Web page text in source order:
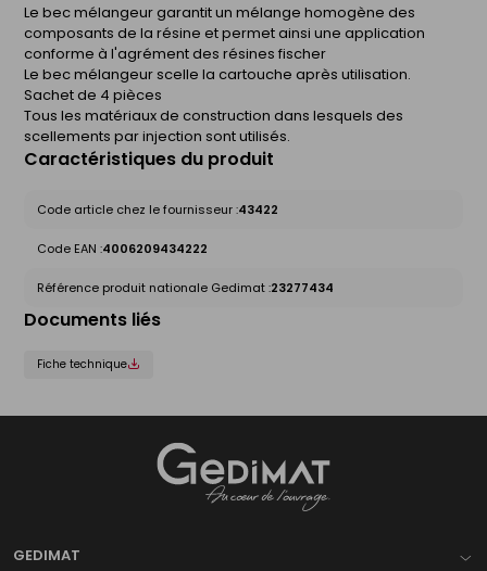
Le bec mélangeur garantit un mélange homogène des
composants de la résine et permet ainsi une application
conforme à l'agrément des résines fischer
Le bec mélangeur scelle la cartouche après utilisation.
Sachet de 4 pièces
Tous les matériaux de construction dans lesquels des
scellements par injection sont utilisés.
Caractéristiques du produit
Code article chez le fournisseur :43422
Code EAN :4006209434222
Référence produit nationale Gedimat :23277434
Documents liés
Fiche technique
GEDIMAT